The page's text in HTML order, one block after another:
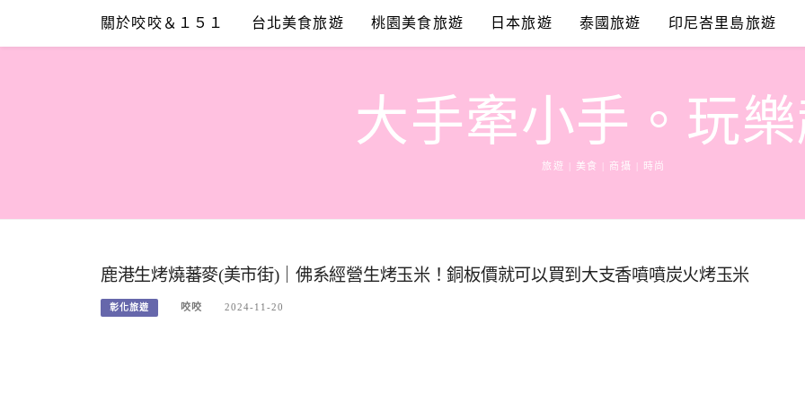
content
關於咬咬＆１５１ 台北美食旅遊 桃園美食旅遊 日本旅遊 泰國旅遊 印尼峇里島旅遊
大手牽小手。玩
旅遊 | 美食 | 商攝 | 時尚
鹿港生烤燒蕃麥(美市街)｜佛系經營生烤玉米！銅板價就可以買到大支香噴噴炭火烤玉米
彰化旅遊 咬咬 2024-11-20